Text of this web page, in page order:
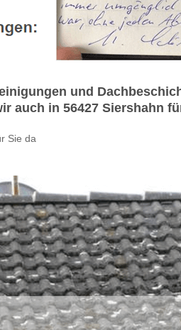
und
auch in 56427 Siershahn
Sie da